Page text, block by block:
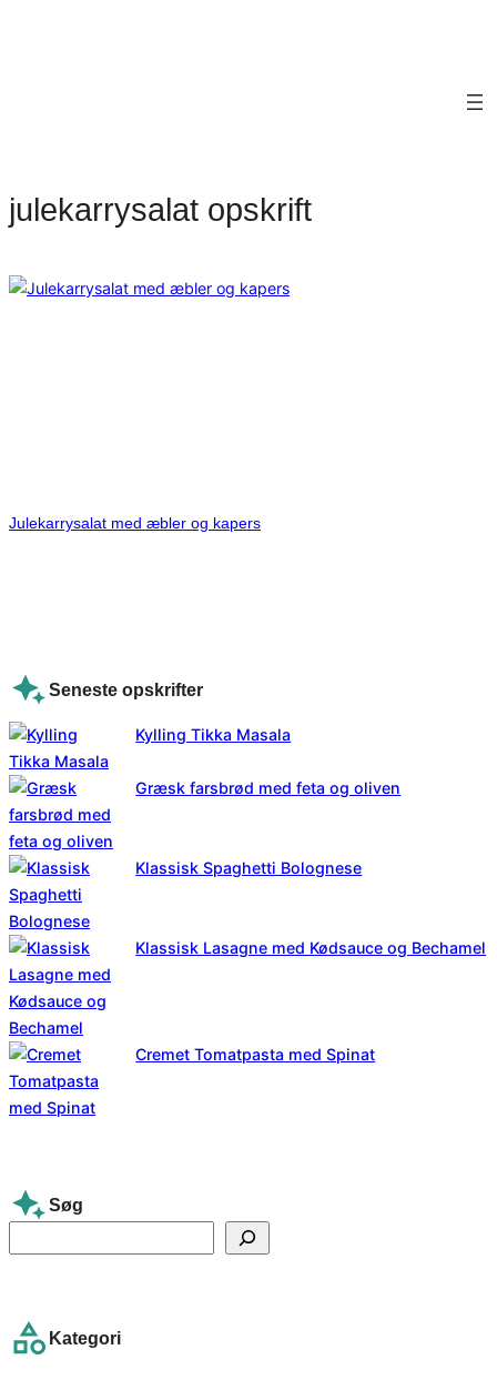
julekarrysalat opskrift
Julekarrysalat med æbler og kapers
Seneste opskrifter
Kylling Tikka Masala
Græsk farsbrød med feta og oliven
Klassisk Spaghetti Bolognese
Klassisk Lasagne med Kødsauce og Bechamel
Cremet Tomatpasta med Spinat
Søg
e
c
Kategori